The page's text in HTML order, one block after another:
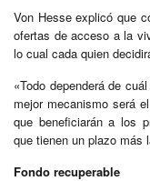
Von Hesse explicó que
ofertas de acceso a la
lo cual cada quien
«Todo dependerá de
mejor mecanismo será el
que beneficiarán a los
que tienen un plazo más
Fondo recuperable